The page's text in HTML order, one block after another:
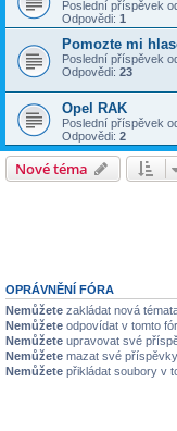
Poslední příspěvek
Odpovědi: 1
Pomozte mi
Poslední příspěvek
Odpovědi: 23
Opel RAK
Poslední příspěvek
Odpovědi: 2
Nové téma
OPRÁVNĚNÍ FÓRA
Nemůžete zakládat nová
Nemůžete odpovídat v tomto
Nemůžete upravovat své
Nemůžete mazat své
Nemůžete přikládat soubory v